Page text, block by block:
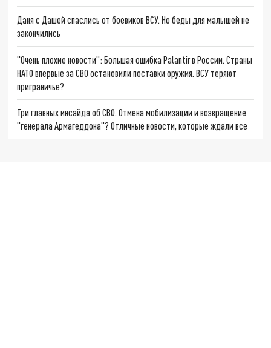
Даня с Дашей спаслись от боевиков ВСУ. Но беды для малышей не
закончились
"Очень плохие новости": Большая ошибка Palantir в России. Страны
НАТО впервые за СВО остановили поставки оружия. ВСУ теряют
приграничье?
Три главных инсайда об СВО. Отмена мобилизации и возвращение
"генерала Армагеддона"? Отличные новости, которые ждали все